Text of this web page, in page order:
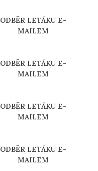
ODBĚR LETÁKU E-
MAILEM
ODBĚR LETÁKU E-
MAILEM
ODBĚR LETÁKU E-
MAILEM
ODBĚR LETÁKU E-
MAILEM